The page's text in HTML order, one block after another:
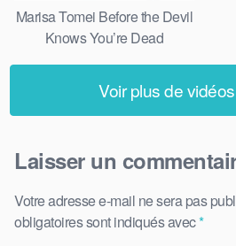
Marisa Tomei Before the Devil
Knows You’re Dead
Voir plus de
Laisser un
Votre adresse e-mail ne sera pas
obligatoires sont indiqués avec*